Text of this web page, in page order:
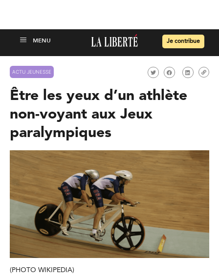
Je contribue
ACTU JEUNESSE
Être les yeux d’un athlète
non-voyant aux Jeux
paralympiques
(PHOTO WIKIPEDIA)